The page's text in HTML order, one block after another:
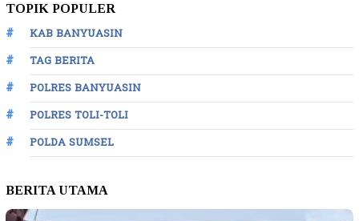
TOPIK POPULER
KAB BANYUASIN
TAG BERITA
POLRES BANYUASIN
POLRES TOLI-TOLI
POLDA SUMSEL
BERITA UTAMA